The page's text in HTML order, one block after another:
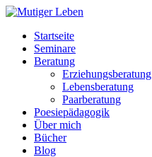
Startseite
Seminare
Beratung
Erziehungsberatung
Lebensberatung
Paarberatung
Poesiepädagogik
Über mich
Bücher
Blog